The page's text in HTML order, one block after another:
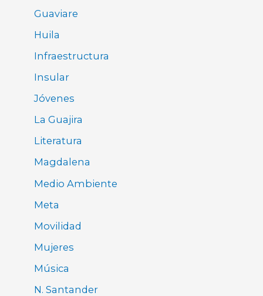
Guaviare
Huila
Infraestructura
Insular
Jóvenes
La Guajira
Literatura
Magdalena
Medio Ambiente
Meta
Movilidad
Mujeres
Música
N. Santander